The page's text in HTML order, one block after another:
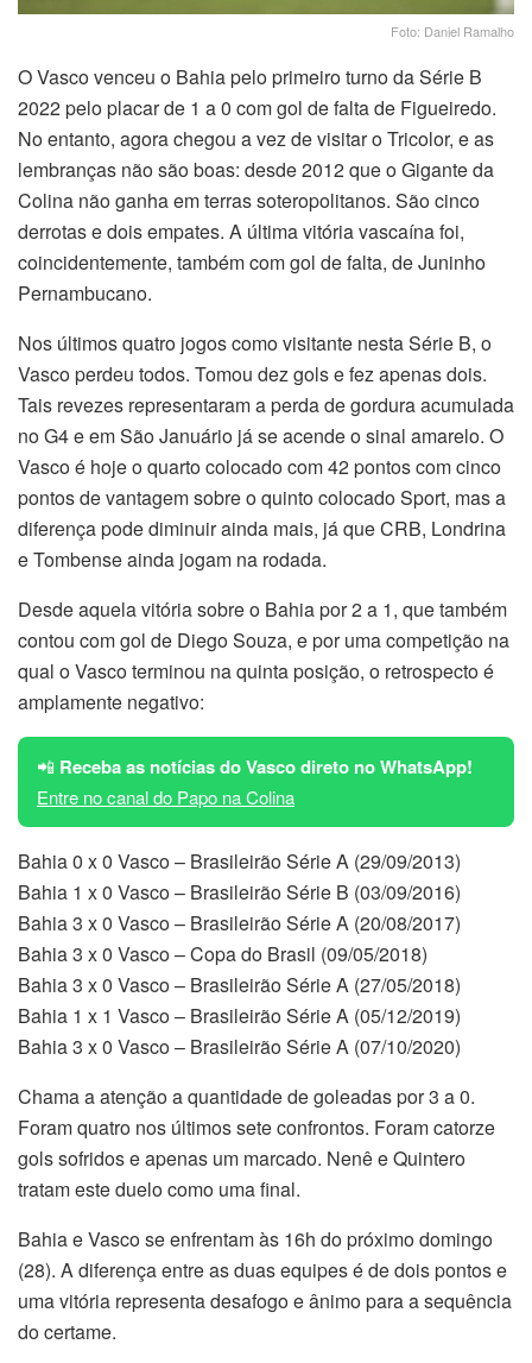
Foto: Daniel Ramalho
O Vasco venceu o Bahia pelo primeiro turno da Série B
2022 pelo placar de 1 a 0 com gol de falta de Figueiredo.
No entanto, agora chegou a vez de visitar o Tricolor, e as
lembranças não são boas: desde 2012 que o Gigante da
Colina não ganha em terras soteropolitanos. São cinco
derrotas e dois empates. A última vitória vascaína foi,
coincidentemente, também com gol de falta, de Juninho
Pernambucano.
Nos últimos quatro jogos como visitante nesta Série B, o
Vasco perdeu todos. Tomou dez gols e fez apenas dois.
Tais revezes representaram a perda de gordura acumulada
no G4 e em São Januário já se acende o sinal amarelo. O
Vasco é hoje o quarto colocado com 42 pontos com cinco
pontos de vantagem sobre o quinto colocado Sport, mas a
diferença pode diminuir ainda mais, já que CRB, Londrina
e Tombense ainda jogam na rodada.
Desde aquela vitória sobre o Bahia por 2 a 1, que também
contou com gol de Diego Souza, e por uma competição na
qual o Vasco terminou na quinta posição, o retrospecto é
amplamente negativo:
📲 Receba as notícias do Vasco direto no WhatsApp!
Entre no canal do Papo na Colina
Bahia 0 x 0 Vasco – Brasileirão Série A (29/09/2013)
Bahia 1 x 0 Vasco – Brasileirão Série B (03/09/2016)
Bahia 3 x 0 Vasco – Brasileirão Série A (20/08/2017)
Bahia 3 x 0 Vasco – Copa do Brasil (09/05/2018)
Bahia 3 x 0 Vasco – Brasileirão Série A (27/05/2018)
Bahia 1 x 1 Vasco – Brasileirão Série A (05/12/2019)
Bahia 3 x 0 Vasco – Brasileirão Série A (07/10/2020)
Chama a atenção a quantidade de goleadas por 3 a 0.
Foram quatro nos últimos sete confrontos. Foram catorze
gols sofridos e apenas um marcado. Nenê e Quintero
tratam este duelo como uma final.
Bahia e Vasco se enfrentam às 16h do próximo domingo
(28). A diferença entre as duas equipes é de dois pontos e
uma vitória representa desafogo e ânimo para a sequência
do certame.